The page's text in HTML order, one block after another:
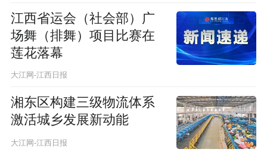
江西省运会（社会部）广
场舞（排舞）项目比赛在
莲花落幕
大江网-江西日报
湘东区构建三级物流体系
激活城乡发展新动能
大江网-江西日报